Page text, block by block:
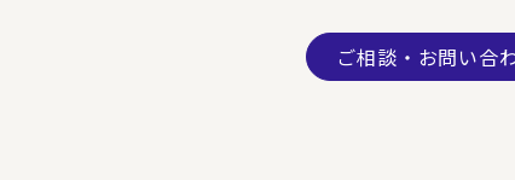
ご相談・お問い合